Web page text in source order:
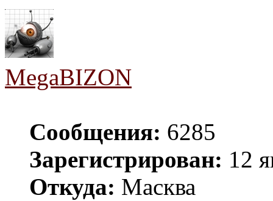
MegaBIZON
Сообщения: 6285
Зарегистрирован: 12
Откуда: Масква